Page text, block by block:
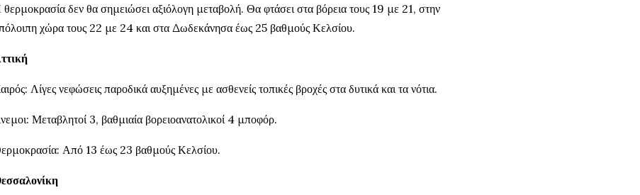
δεν θα σημειώσει αξιόλογη μεταβολή. Θα φτάσει στα βόρεια τους 19 με 21, στην
χώρα τους 22 με 24 και στα Δωδεκάνησα έως 25 βαθμούς Κελσίου.
Λίγες νεφώσεις παροδικά αυξημένες με ασθενείς τοπικές βροχές στα δυτικά και τα νότια.
Μεταβλητοί 3, βαθμιαία βορειοανατολικοί 4 μποφόρ.
Από 13 έως 23 βαθμούς Κελσίου.